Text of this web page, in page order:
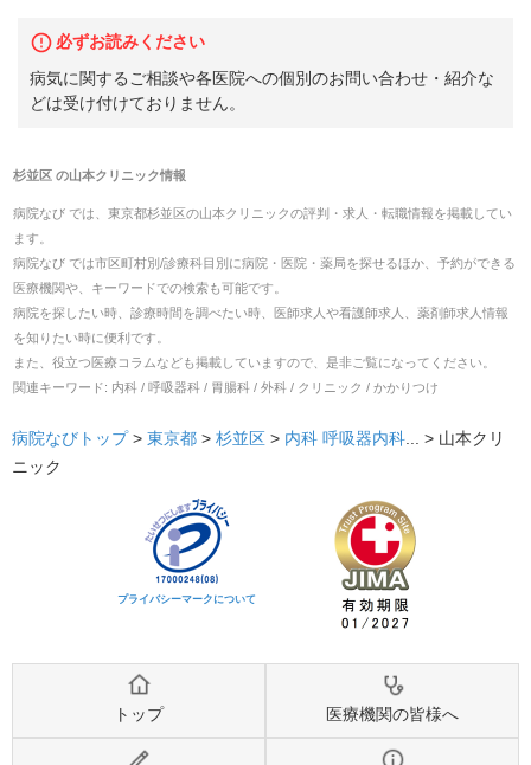
必ずお読みください
病気に関するご相談や各医院への個別のお問い合わせ・紹介な
どは受け付けておりません。
杉並区の山本クリニック情報
病院なび では、 東京都杉並区の山本クリニックの評判・求人・転職情報を掲載してい
ます。
病院なび では市区町村別/診療科目別に病院・医院・薬局を探せるほか、予約ができる
医療機関や、キーワードでの検索も可能です。
病院を探したい時、診療時間を調べたい時、医師求人や看護師求人、薬剤師求人情報
を知りたい時に便利です。
また、役立つ医療コラムなども掲載していますので、是非ご覧になってください。
関連キーワード: 内科 / 呼吸器科 / 胃腸科 / 外科 / クリニック / かかりつけ
病院なびトップ > 東京都 > 杉並区 > 内科 呼吸器内科 ... > 山本クリ
ニック
プライバシーマークについて
トップ 医療機関の皆様へ